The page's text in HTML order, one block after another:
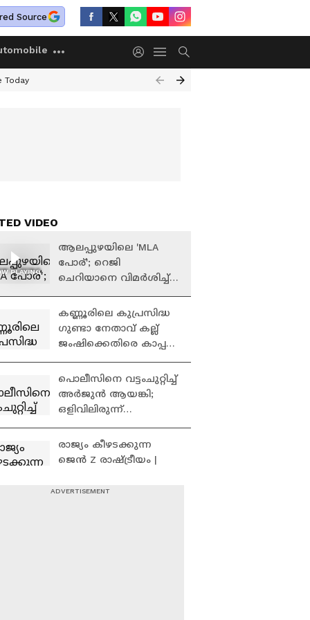
Source
Today
VIDEO
PLAYING
ആലപ്പുഴയിലെ 'MLA
പോര്'; റെജി
ചെറിയാനെ വിമർശിച്ച്
വിമർശിച്ചാൽ
അതിനപ്പുറം
പറയുമെന്നും റെജി
കണ്ണൂരിലെ കുപ്രസിദ്ധ
ഗുണ്ടാ നേതാവ് കല്ല്
ജംഷിക്കെതിരെ കാപ്പ
Kannur | KAAPA case
പൊലീസിനെ വട്ടംചുറ്റിച്ച്
അര്‍ജുന്‍ ആയങ്കി;
ഒളിവിലിരുന്ന്
Arjun Aayanki | Police
രാജ്യം കീഴടക്കുന്ന
ജെന്‍ Z രാഷ്ട്രീയം |
Balakrishnan |